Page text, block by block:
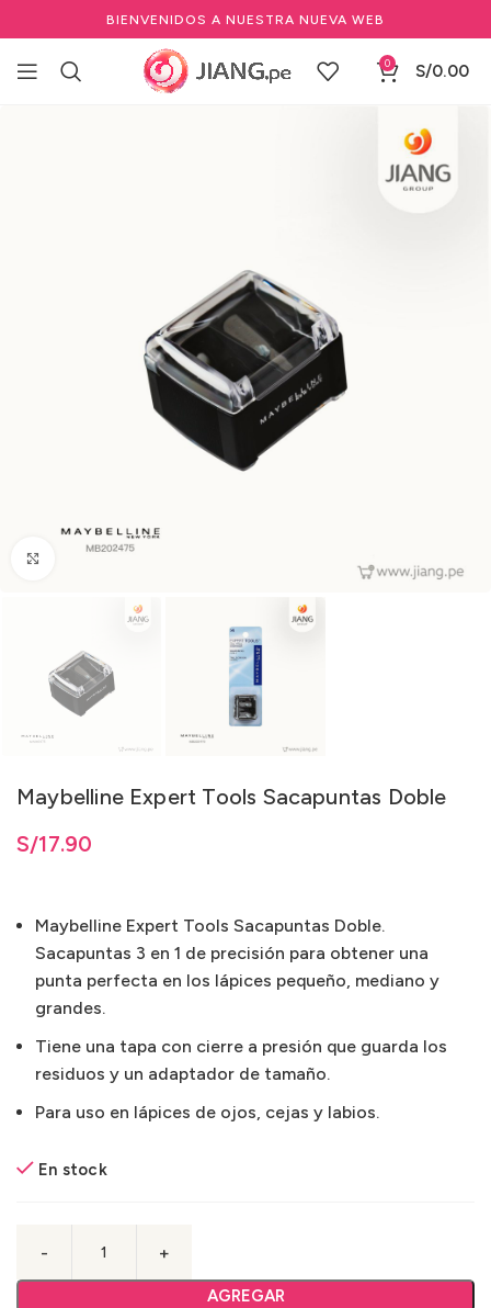
BIENVENIDOS A NUESTRA NUEVA WEB
0 S/0.00
Maybelline Expert Tools Sacapuntas Doble
S/17.90
Maybelline Expert Tools Sacapuntas Doble.
Sacapuntas 3 en 1 de precisión para obtener una
punta perfecta en los lápices pequeño, mediano y
grandes.
Tiene una tapa con cierre a presión que guarda los
residuos y un adaptador de tamaño.
Para uso en lápices de ojos, cejas y labios.
En stock
AGREGAR